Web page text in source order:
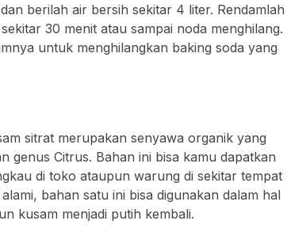
berilah air bersih sekitar 4 liter. Rendamlah
30 menit atau sampai noda menghilang.
untuk menghilangkan baking soda yang
sitrat merupakan senyawa organik yang
genus Citrus. Bahan ini bisa kamu dapatkan
di toko ataupun warung di sekitar tempat
bahan satu ini bisa digunakan dalam hal
kusam menjadi putih kembali.